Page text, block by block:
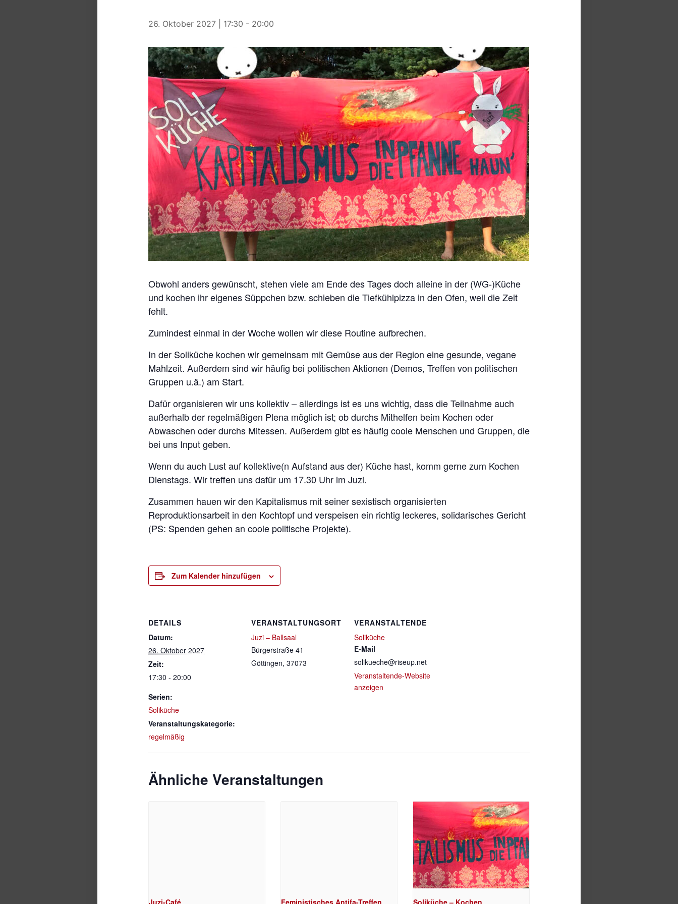
26. Oktober 2027 | 17:30 - 20:00
Obwohl anders gewünscht, stehen viele am Ende des Tages doch alleine in der (WG-)Küche
und kochen ihr eigenes Süppchen bzw. schieben die Tiefkühlpizza in den Ofen, weil die Zeit
fehlt.
Zumindest einmal in der Woche wollen wir diese Routine aufbrechen.
In der Soliküche kochen wir gemeinsam mit Gemüse aus der Region eine gesunde, vegane
Mahlzeit. Außerdem sind wir häufig bei politischen Aktionen (Demos, Treffen von politischen
Gruppen u.ä.) am Start.
Dafür organisieren wir uns kollektiv – allerdings ist es uns wichtig, dass die Teilnahme auch
außerhalb der regelmäßigen Plena möglich ist; ob durchs Mithelfen beim Kochen oder
Abwaschen oder durchs Mitessen. Außerdem gibt es häufig coole Menschen und Gruppen, die
bei uns Input geben.
Wenn du auch Lust auf kollektive(n Aufstand aus der) Küche hast, komm gerne zum Kochen
Dienstags. Wir treffen uns dafür um 17.30 Uhr im Juzi.
Zusammen hauen wir den Kapitalismus mit seiner sexistisch organisierten
Reproduktionsarbeit in den Kochtopf und verspeisen ein richtig leckeres, solidarisches Gericht
(PS: Spenden gehen an coole politische Projekte).
Zum Kalender hinzufügen
DETAILS
Datum:
26. Oktober 2027
Zeit:
17:30 - 20:00
Serien:
Soliküche
Veranstaltungskategorie:
regelmäßig
VERANSTALTUNGSORT
Juzi – Ballsaal
Bürgerstraße 41
Göttingen, 37073
VERANSTALTENDE
Soliküche
E-Mail
solikueche@riseup.net
Veranstaltende-Website
anzeigen
Ähnliche Veranstaltungen